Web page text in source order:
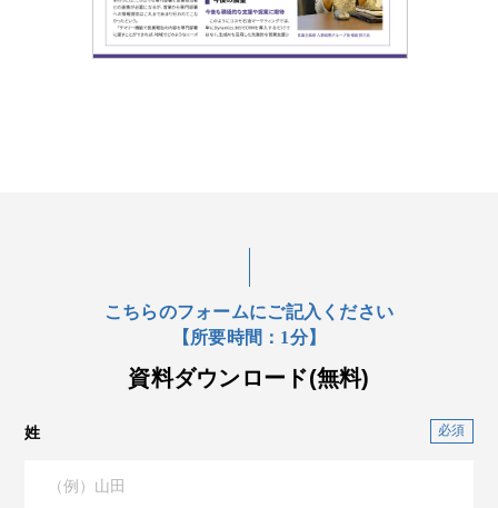
こちらのフォームにご記入ください
【所要時間：1分】
資料ダウンロード(無料)
姓